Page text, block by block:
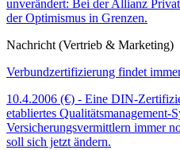
unverändert: Bei der Allianz
der Optimismus in Grenzen.
Nachricht (Vertrieb & Marketing)
Verbundzertifizierung findet
10.4.2006 (€) - Eine DIN-
etabliertes Qualitätsmanagement-
Versicherungsvermittlern immer
soll sich jetzt ändern.